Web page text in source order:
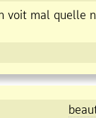
voit mal quelle